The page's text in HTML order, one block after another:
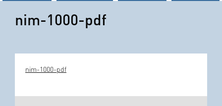
nim-1000-pdf
nim-1000-pdf